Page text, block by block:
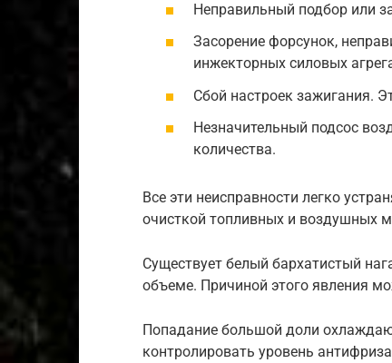
Неправильный подбор или
Засорение форсунок,
инжекторных силовых
Сбой настроек зажигания.
Незначительный подсос
количества.
Все эти неисправности легко
очисткой топливных и воздушных
Существует белый бархатистый
объеме. Причиной этого явления
Попадание большой доли
контролировать уровень